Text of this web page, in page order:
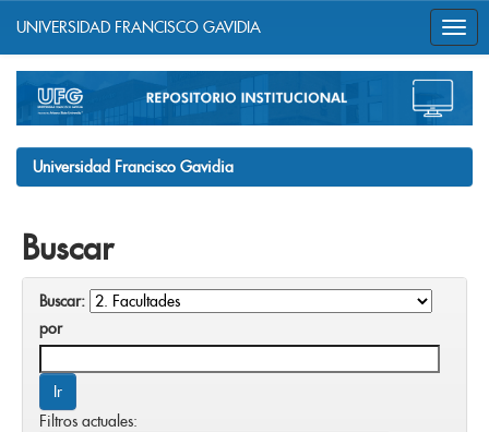
navigation
UNIVERSIDAD FRANCISCO GAVIDIA
Universidad Francisco Gavidia
Buscar
Buscar:
por
Filtros actuales: